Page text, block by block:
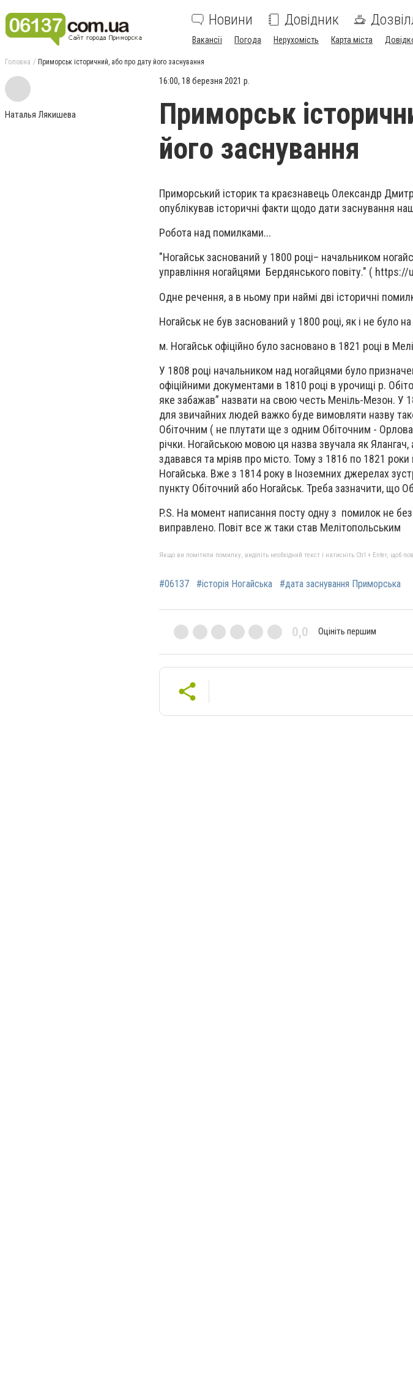
Новини Довідник
Вакансії Погода Нерухомість Карта міста
Головна Приморськ історичний, або про дату його заснування
Наталья Лякишева
16:00, 18 березня 2021 р.
Приморськ
його заснування
Приморський історик та краєзнавець Олександр
опублікував історичні факти щодо дати заснування
Робота над помилками...
"Ногайськ заснований у 1800 році– начальником
управління ногайцями Бердянського повіту." (
Одне речення, а в ньому при наймі дві історичні
Ногайськ не був заснований у 1800 році, як і не було
м. Ногайськ офіційно було засновано в 1821 році в
У 1808 році начальником над ногайцями було
офіційними документами в 1810 році в урочищі р.
яке забажав” назвати на свою честь Меніль-Мезон. У
для звичайних людей важко буде вимовляти назву
Обіточним ( не плутати ще з одним Обіточним -
річки. Ногайською мовою ця назва звучала як
здавався та мріяв про місто. Тому з 1816 по 1821
Ногайська. Вже з 1814 року в Іноземних джерелах
пункту Обіточний або Ногайськ. Треба зазначити, що
P.S. На момент написання посту одну з помилок не
виправлено. Повіт все ж таки став Мелітопольським
Якщо ви помітили помилку, виділіть необхідний текст і натисніть Ctrl + Enter, щоб
#06137 #історія Ногайська #дата заснування Приморська
0,0 Оцініть першим